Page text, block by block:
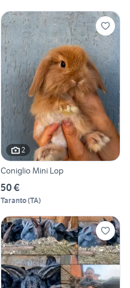
2
Coniglio Mini Lop
50 €
Taranto(TA)